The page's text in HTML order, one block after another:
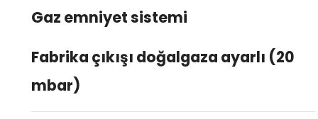
Gaz emniyet sistemi
Fabrika çıkışı doğalgaza ayarlı (20
mbar)